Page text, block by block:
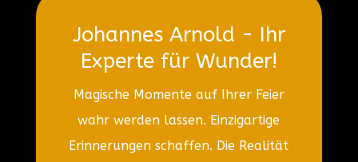
Johannes Arnold - Ihr
Experte für Wunder!
Magische Momente auf Ihrer Feier
wahr werden lassen. Einzigartige
Erinnerungen schaffen. Die Realität